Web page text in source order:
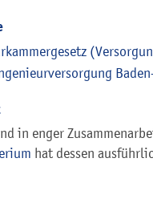
in enger
hat dessen